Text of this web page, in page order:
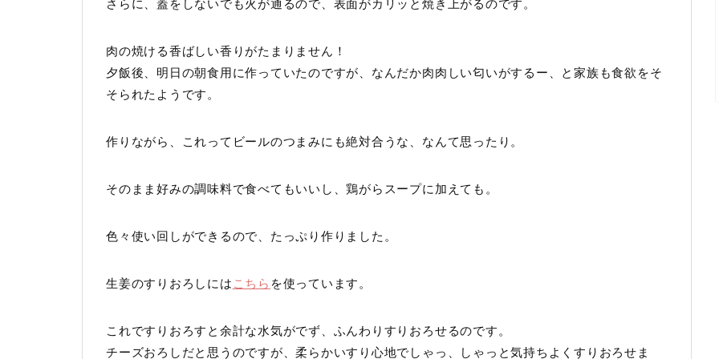
さらに、蓋をしないでも火が通るので、表面がカリッと焼き上がるのです。
肉の焼ける香ばしい香りがたまりません！
夕飯後、明日の朝食用に作っていたのですが、なんだか肉肉しい匂いがするー、と家族も食欲をそ
そられたようです。
作りながら、これってビールのつまみにも絶対合うな、なんて思ったり。
そのまま好みの調味料で食べてもいいし、鶏がらスープに加えても。
色々使い回しができるので、たっぷり作りました。
生姜のすりおろしには こちら を使っています。
これですりおろすと余計な水気がでず、ふんわりすりおろせるのです。
チーズおろしだと思うのですが、柔らかいすり心地でしゃっ、しゃっと気持ちよくすりおろせま